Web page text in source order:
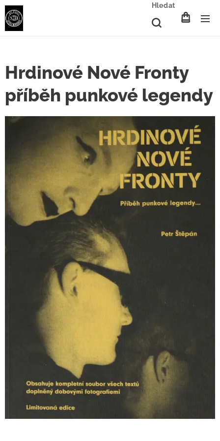
Hledat
Hrdinové Nové Fronty
příběh punkové legendy